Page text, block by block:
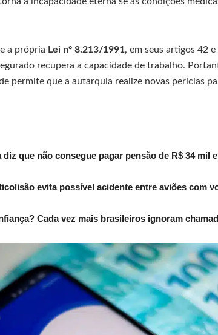
a própria Lei nº 8.213/1991, em seus artigos 42
recupera a capacidade de trabalho.
permite que a autarquia realize novas perícias
que não consegue pagar pensão de R$ 34 mil
evita possível acidente entre aviões com
Cada vez mais brasileiros ignoram